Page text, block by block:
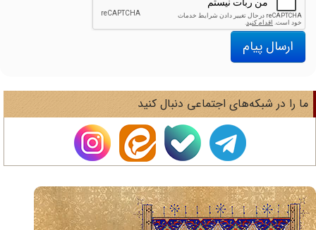
ارسال پیام
را در شبکه‌های اجتماعی دنبال کنید